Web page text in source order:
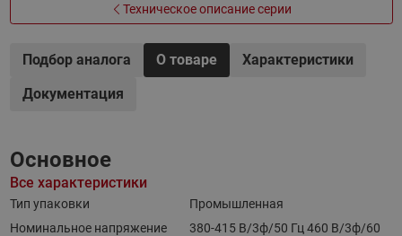
Техническое описание серии
Подбор аналога О товаре
Характеристики
Документация
Основное
Все характеристики
Тип упаковки
Промышленная
Номинальное напряжение
380-415 B/3ф/50 Гц 460 B/3ф/60